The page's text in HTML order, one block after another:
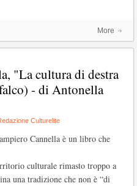
More
"La cultura di destra
- di Antonella
Culturelite
Cannella è un libro che
culturale rimasto troppo a
una tradizione che non è “di